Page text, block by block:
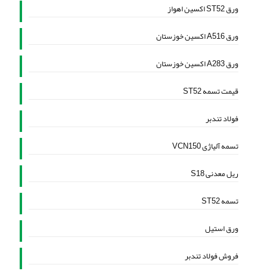
ورق ST52 اکسین اهواز
ورق A516 اکسین خوزستان
ورق A283 اکسین خوزستان
قیمت تسمه ST52
فولاد تندبر
تسمه آلیاژی VCN150
ریل معدنی S18
تسمه ST52
ورق استیل
فروش فولاد تندبر